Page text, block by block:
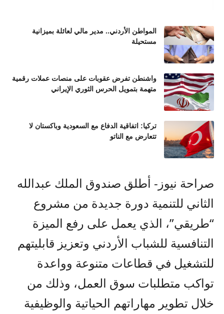
المواطن الأردني.. مدير مالي لعائلة بميزانية
مستحيلة
واشنطن تفرض عقوبات على منصات عملات رقمية
متهمة بتمويل الحرس الثوري الإيراني
تركيا: اتفاقية الدفاع مع السعودية وباكستان لا
تتعارض مع الناتو
صراحة نيوز- أطلق صندوق الملك عبدالله
الثاني للتنمية دورة جديدة من مشروع
“طريقي”، الذي يعمل على رفع الميزة
التنافسية للشباب الأردني وتعزيز قابليتهم
للتشغيل في قطاعات متنوعة وواعدة
تواكب متطلبات سوق العمل، وذلك من
خلال تطوير مهاراتهم الحياتية والوظيفية